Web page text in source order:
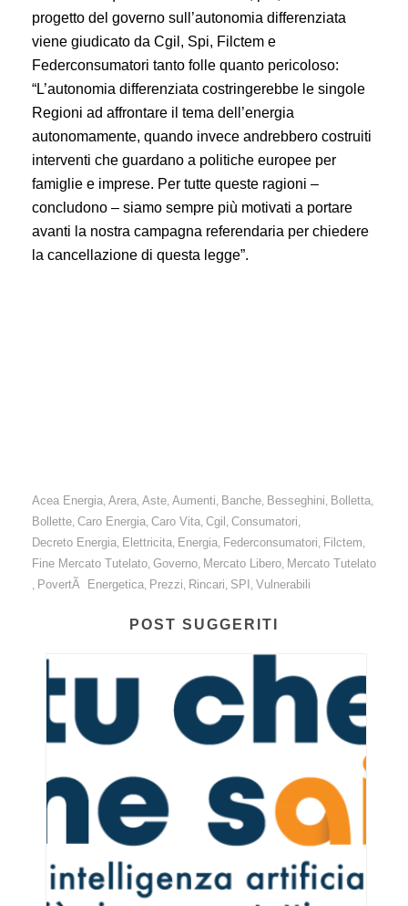
progetto del governo sull’autonomia differenziata
viene giudicato da Cgil, Spi, Filctem e
Federconsumatori tanto folle quanto pericoloso:
“L’autonomia differenziata costringerebbe le singole
Regioni ad affrontare il tema dell’energia
autonomamente, quando invece andrebbero costruiti
interventi che guardano a politiche europee per
famiglie e imprese. Per tutte queste ragioni –
concludono – siamo sempre più motivati a portare
avanti la nostra campagna referendaria per chiedere
la cancellazione di questa legge”.
Acea Energia, Arera, Aste, Aumenti, Banche, Besseghini, Bolletta,
Bollette, Caro Energia, Caro Vita, Cgil , Consumatori,
Decreto Energia, Elettricita, Energia, Federconsumatori, Filctem,
Fine Mercato Tutelato, Governo, Mercato Libero, Mercato Tutelato
, PovertÃ Energetica, Prezzi, Rincari, SPI , Vulnerabili
POST SUGGERITI